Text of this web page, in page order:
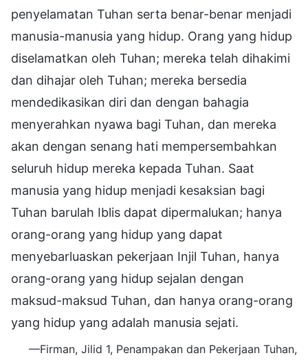
penyelamatan Tuhan serta benar-benar menjadi
manusia-manusia yang hidup. Orang yang hidup
diselamatkan oleh Tuhan; mereka telah dihakimi
dan dihajar oleh Tuhan; mereka bersedia
mendedikasikan diri dan dengan bahagia
menyerahkan nyawa bagi Tuhan, dan mereka
akan dengan senang hati mempersembahkan
seluruh hidup mereka kepada Tuhan. Saat
manusia yang hidup menjadi kesaksian bagi
Tuhan barulah Iblis dapat dipermalukan; hanya
orang-orang yang hidup yang dapat
menyebarluaskan pekerjaan Injil Tuhan, hanya
orang-orang yang hidup sejalan dengan
maksud-maksud Tuhan, dan hanya orang-orang
yang hidup yang adalah manusia sejati.
—Firman, Jilid 1, Penampakan dan Pekerjaan Tuhan,